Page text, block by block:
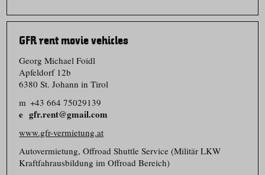
GFR rent movie vehicles
Georg Michael Foidl
Apfeldorf 12b
6380 St. Johann in Tirol
m +43 664 75029139
gfr.rent@gmail.com
www.gfr-vermietung.at
Autovermietung, Offroad Shuttle Service (Militär LKW
Kraftfahr­ausbildung im Offroad Bereich)